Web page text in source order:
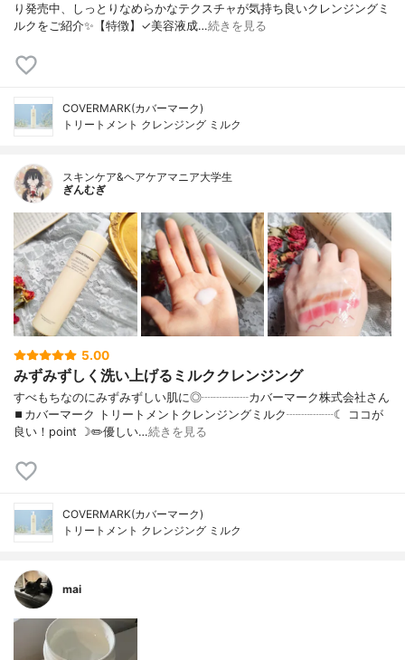
り発売中、しっとりなめらかなテクスチャが気持ち良いクレンジングミ
ルクをご紹介✨【特徴】✓美容液成…続きを見る
COVERMARK(カバーマーク)
トリートメント クレンジング ミルク
スキンケア&ヘアケアマニア大学生
ぎんむぎ
5.00
みずみずしく洗い上げるミルククレンジング
すべもちなのにみずみずしい肌に◎┈┈┈┈カバーマーク株式会社さん
⏹カバーマーク トリートメントクレンジングミルク┈┈┈┈☾ ココが
良い！point ☽✏️優しい…続きを見る
COVERMARK(カバーマーク)
トリートメント クレンジング ミルク
mai